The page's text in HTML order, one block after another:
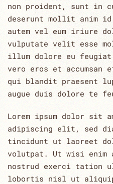
non proident, sunt in
deserunt mollit anim
autem vel eum iriure
vulputate velit esse
illum dolore eu
vero eros et
qui blandit praesent
augue duis dolore te
Lorem ipsum dolor sit
adipiscing elit, sed
tincidunt ut laoreet
volutpat. Ut wisi enim
nostrud exerci tation
lobortis nisl ut aliquip